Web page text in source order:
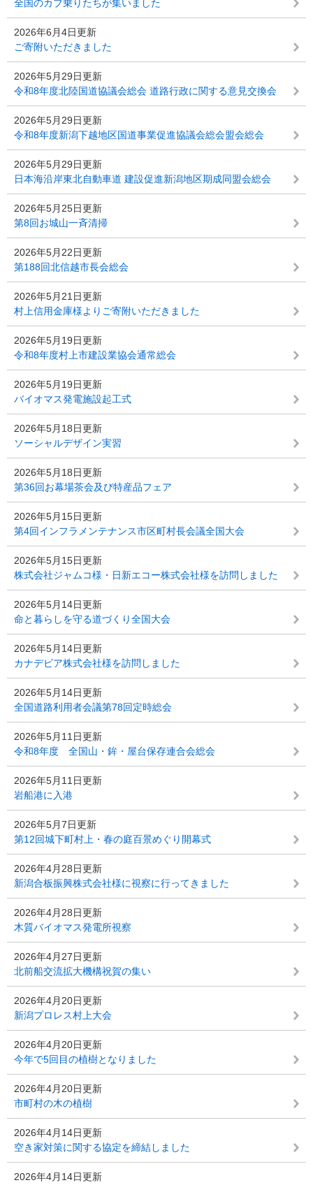
全国のカブ乗りたちが集いました
2026年6月4日更新
ご寄附いただきました
2026年5月29日更新
令和8年度北陸国道協議会総会 道路行政に関する意見交換会
2026年5月29日更新
令和8年度新潟下越地区国道事業促進協議会総会盟会総会
2026年5月29日更新
日本海沿岸東北自動車道 建設促進新潟地区期成同盟会総会
2026年5月25日更新
第8回お城山一斉清掃
2026年5月22日更新
第188回北信越市長会総会
2026年5月21日更新
村上信用金庫様よりご寄附いただきました
2026年5月19日更新
令和8年度村上市建設業協会通常総会
2026年5月19日更新
バイオマス発電施設起工式
2026年5月18日更新
ソーシャルデザイン実習
2026年5月18日更新
第36回お幕場茶会及び特産品フェア
2026年5月15日更新
第4回インフラメンテナンス市区町村長会議全国大会
2026年5月15日更新
株式会社ジャムコ様・日新エコー株式会社様を訪問しました
2026年5月14日更新
命と暮らしを守る道づくり全国大会
2026年5月14日更新
カナデビア株式会社様を訪問しました
2026年5月14日更新
全国道路利用者会議第78回定時総会
2026年5月11日更新
令和8年度 全国山・鉾・屋台保存連合会総会
2026年5月11日更新
岩船港に入港
2026年5月7日更新
第12回城下町村上・春の庭百景めぐり開幕式
2026年4月28日更新
新潟合板振興株式会社様に視察に行ってきました
2026年4月28日更新
木質バイオマス発電所視察
2026年4月27日更新
北前船交流拡大機構祝賀の集い
2026年4月20日更新
新潟プロレス村上大会
2026年4月20日更新
今年で5回目の植樹となりました
2026年4月20日更新
市町村の木の植樹
2026年4月14日更新
空き家対策に関する協定を締結しました
2026年4月14日更新